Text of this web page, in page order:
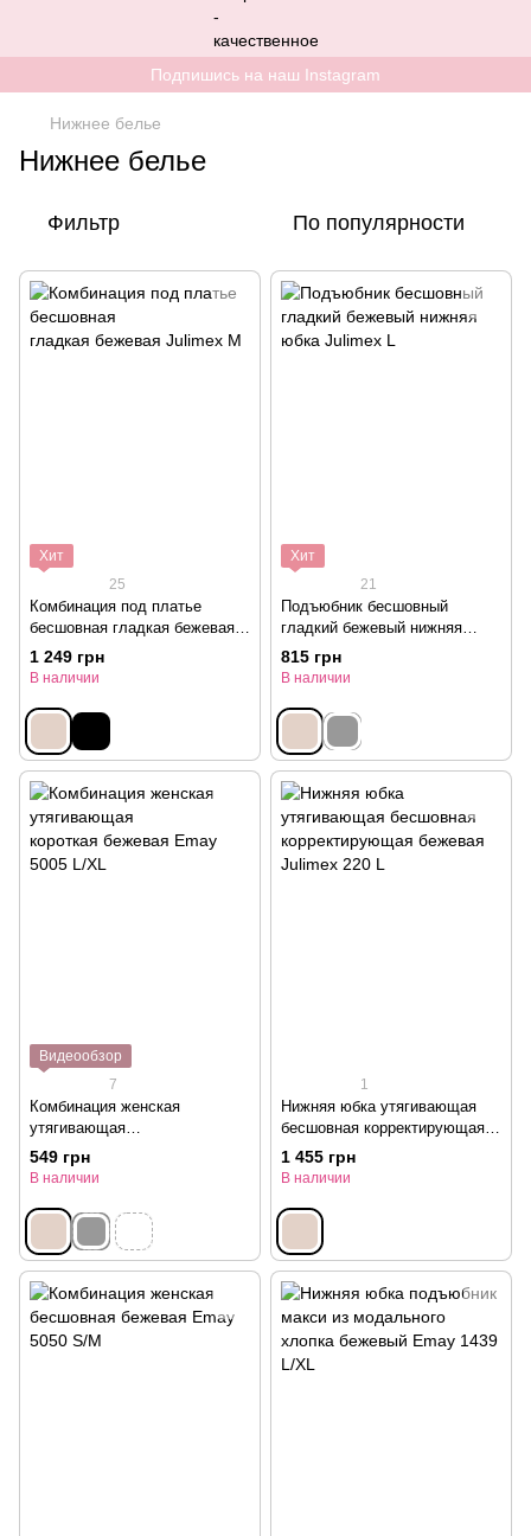
Подпишись на наш Instagram
Нижнее белье
Нижнее белье
Фильтр По популярности
Хит
25
Комбинация под платье
бесшовная гладкая бежевая
Julimex M
1 249 грн
В наличии
Хит
21
Подъюбник бесшовный
гладкий бежевый нижняя
юбка Julimex L
815 грн
В наличии
Видеообзор
7
Комбинация женская
утягивающая
короткая бежевая Emay 5005
L/XL
549 грн
В наличии
1
Нижняя юбка утягивающая
бесшовная корректирующая
бежевая Julimex 220 L
1 455 грн
В наличии